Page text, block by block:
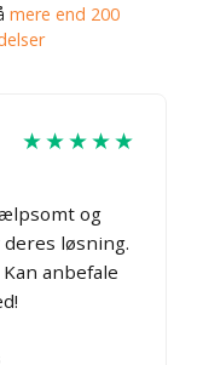
mere end 200
★★★★★
og
løsning.
anbefale